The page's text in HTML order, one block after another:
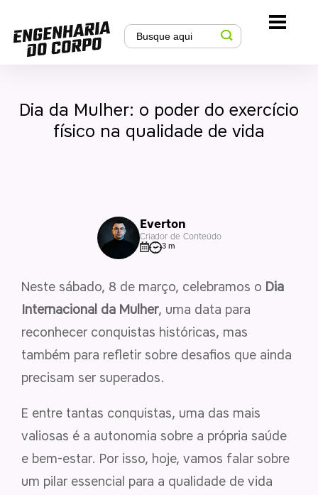
Dia da Mulher: o poder do exercício
físico na qualidade de vida
Everton
Criador de Conteúdo
3 m
Neste sábado, 8 de março, celebramos o Dia
Internacional da Mulher, uma data para
reconhecer conquistas históricas, mas
também para refletir sobre desafios que ainda
precisam ser superados.
E entre tantas conquistas, uma das mais
valiosas é a autonomia sobre a própria saúde
e bem-estar. Por isso, hoje, vamos falar sobre
um pilar essencial para a qualidade de vida